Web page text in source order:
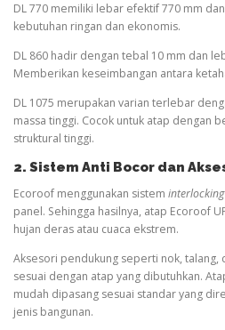
DL 770 memiliki lebar efektif 770 mm
kebutuhan ringan dan ekonomis.
DL 860 hadir dengan tebal 10 mm dan
Memberikan keseimbangan antara
DL 1075 merupakan varian terlebar
massa tinggi. Cocok untuk atap dengan
struktural tinggi.
2. Sistem Anti Bocor dan
Ecoroof menggunakan sistem interlocking
panel. Sehingga hasilnya, atap Ecoroof
hujan deras atau cuaca ekstrem.
Aksesori pendukung seperti nok,
sesuai dengan atap yang dibutuhkan.
mudah dipasang sesuai standar yang
jenis bangunan.